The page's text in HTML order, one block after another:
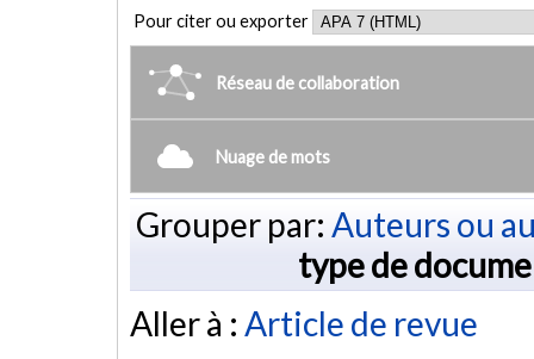
Pour citer ou exporter
Réseau de collaboration
Nuage de mots
Grouper par: Auteurs ou
type de
Aller à : Article de revue